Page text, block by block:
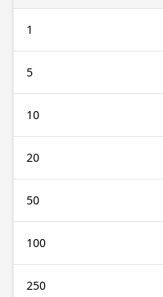
1
5
10
20
50
100
250